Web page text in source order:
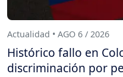
Actualidad • AGO 6 / 2026
Histórico fallo en
discriminación por